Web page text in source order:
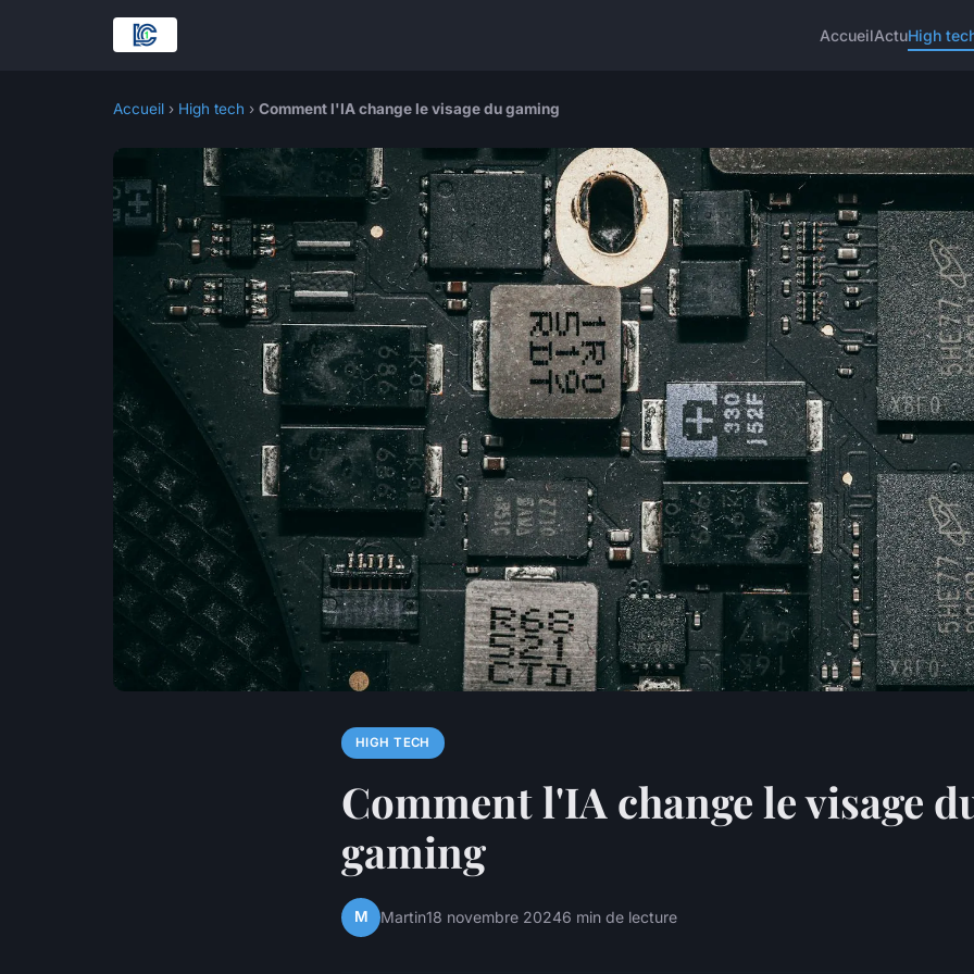
AccueilActuHigh
Accueil › High tech › Comment l'IA change le visage du gaming
HIGH TECH
Comment l'IA change le visage
gaming
M Martin18 novembre 20246 min de lecture